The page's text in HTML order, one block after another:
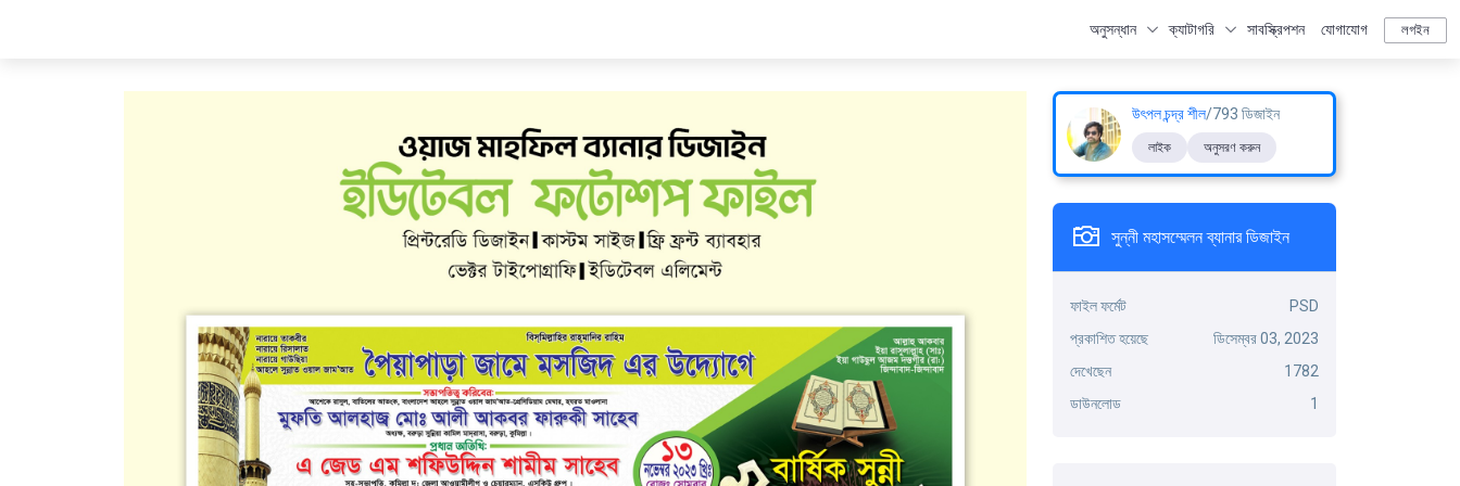
অনুসন্ধান ক্যাটাগরি সাবস্ক্রিপশন যোগাযোগ লগইন
উৎপল চন্দ্র শীল/793 ডিজাইন
লাইক অনুসরণ করুন
সুন্নী মহাসম্মেলন ব্যানার ডিজাইন
ফাইল ফর্মেট
PSD
প্রকাশিত হয়েছে
ডিসেম্বর 03, 2023
দেখেছেন
1782
ডাউনলোড
1